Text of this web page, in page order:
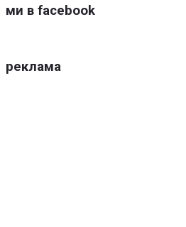
ми в facebook
реклама